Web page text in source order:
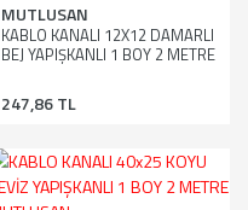
MUTLUSAN
KABLO KANALI 12X12 DAMARLI
BEJ YAPIŞKANLI 1 BOY 2 METRE
247,86 TL